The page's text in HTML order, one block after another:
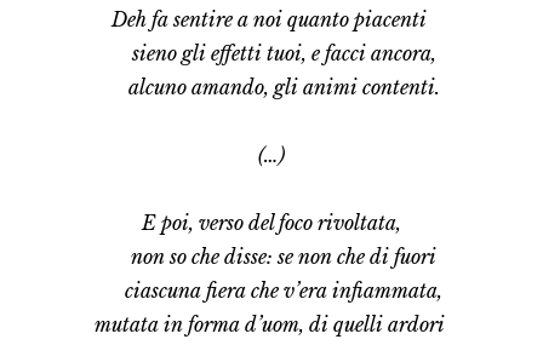
Deh fa sentire a noi quanto piacenti
sieno gli effetti tuoi, e facci ancora,
alcuno amando, gli animi contenti.
(…)
E poi, verso del foco rivoltata,
non so che disse: se non che di fuori
ciascuna fiera che v’era infiammata,
mutata in forma d’uom, di quelli ardori